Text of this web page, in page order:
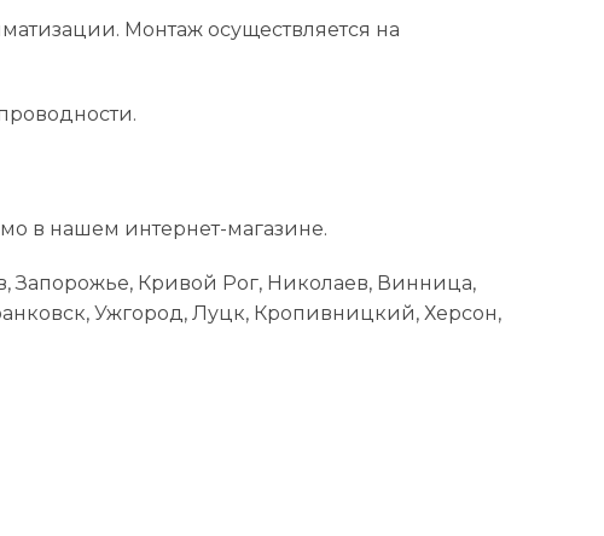
Монтаж осуществляется на
в нашем интернет-магазине.
Запорожье, Кривой Рог, Николаев, Винница,
Ужгород, Луцк, Кропивницкий, Херсон,